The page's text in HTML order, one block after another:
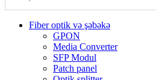
Fiber optik və şəbəkə
GPON
Media Converter
SFP Modul
Patch panel